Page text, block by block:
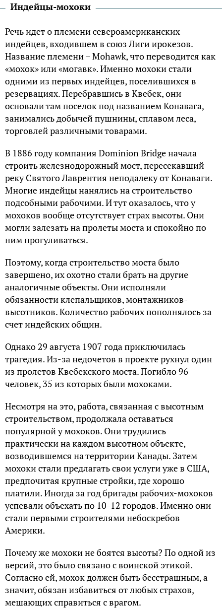
Индейцы-мохоки
Речь идет о племени североамериканских
индейцев, входившем в союз Лиги ирокезов.
Название племени – Mohawk, что переводится как
«мохок» или «могавк». Именно мохоки стали
одними из первых индейцев, поселившихся в
резервациях. Перебравшись в Квебек, они
основали там поселок под названием Конавага,
занимались добычей пушнины, сплавом леса,
торговлей различными товарами.
В 1886 году компания Dominion Bridge начала
строить железнодорожный мост, пересекавший
реку Святого Лаврентия неподалеку от Конаваги.
Многие индейцы нанялись на строительство
подсобными рабочими. И тут оказалось, что у
мохоков вообще отсутствует страх высоты. Они
могли залезать на пролеты моста и спокойно по
ним прогуливаться.
Поэтому, когда строительство моста было
завершено, их охотно стали брать на другие
аналогичные объекты. Они исполняли
обязанности клепальщиков, монтажников-
высотников. Количество рабочих пополнялось за
счет индейских общин.
Однако 29 августа 1907 года приключилась
трагедия. Из-за недочетов в проекте рухнул один
из пролетов Квебекского моста. Погибло 96
человек, 35 из которых были мохоками.
Несмотря на это, работа, связанная с высотным
строительством, продолжала оставаться
популярной у мохоков. Они трудились
практически на каждом высотном объекте,
возводившемся на территории Канады. Затем
мохоки стали предлагать свои услуги уже в США,
предпочитая крупные стройки, где хорошо
платили. Иногда за год бригады рабочих-мохоков
успевали объехать по 10-12 городов. Именно они
стали первыми строителями небоскребов
Америки.
Почему же мохоки не боятся высоты? По одной из
версий, это было связано с воинской этикой.
Согласно ей, мохок должен быть бесстрашным, а
значит, обязан избавиться от любых страхов,
мешающих справиться с врагом.